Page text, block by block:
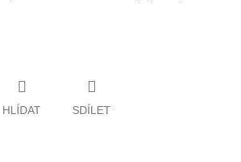
HLÍDAT SDÍLET